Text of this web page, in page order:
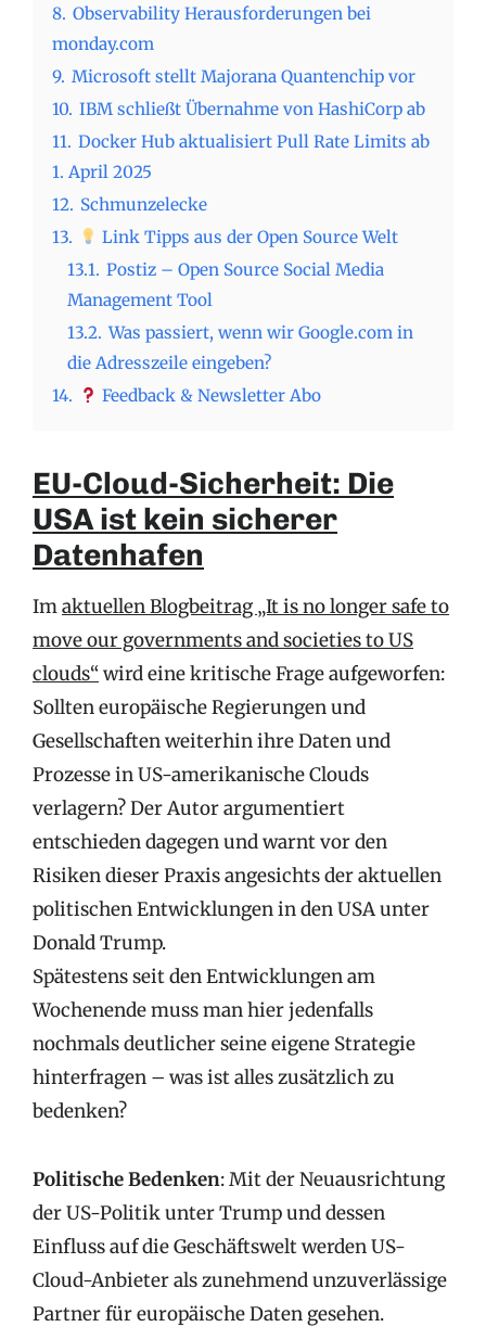
8. Observability Herausforderungen bei
monday.com
9. Microsoft stellt Majorana Quantenchip vor
10. IBM schließt Übernahme von HashiCorp ab
11. Docker Hub aktualisiert Pull Rate Limits ab
1. April 2025
12. Schmunzelecke
13.
Link Tipps aus der Open Source Welt
13.1. Postiz – Open Source Social Media
Management Tool
13.2. Was passiert, wenn wir Google.com in
die Adresszeile eingeben?
14.
Feedback & Newsletter Abo
EU-Cloud-Sicherheit: Die
USA ist kein sicherer
Datenhafen
Imaktuellen Blogbeitrag „It is no longer safe to
move our governments and societies to US
clouds“wird eine kritische Frage aufgeworfen:
Sollten europäische Regierungen und
Gesellschaften weiterhin ihre Daten und
Prozesse in US-amerikanische Clouds
verlagern? Der Autor argumentiert
entschieden dagegen und warnt vor den
Risiken dieser Praxis angesichts der aktuellen
politischen Entwicklungen in den USA unter
Donald Trump.
Spätestens seit den Entwicklungen am
Wochenende muss man hier jedenfalls
nochmals deutlicher seine eigene Strategie
hinterfragen – was ist alles zusätzlich zu
bedenken?
Politische Bedenken: Mit der Neuausrichtung
der US-Politik unter Trump und dessen
Einfluss auf die Geschäftswelt werden US-
Cloud-Anbieter als zunehmend unzuverlässige
Partner für europäische Daten gesehen.